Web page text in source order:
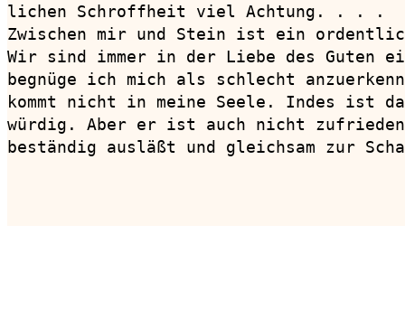
lichen Schroffheit viel Achtung. . . .
Zwischen mir und Stein ist ein
Wir sind immer in der Liebe des Guten
begnüge ich mich als schlecht
kommt nicht in meine Seele. Indes ist
würdig. Aber er ist auch nicht
beständig ausläßt und gleichsam zur